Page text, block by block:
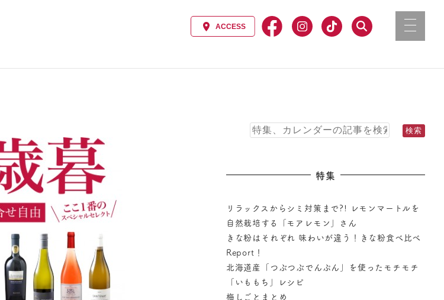
特集
リラックスからシミ対策まで?! レモンマートルを
自然栽培する「モアレモン」さん
きな粉はそれぞれ 味わいが違う！きな粉食べ比べ
Report！
北海道産「つぶつぶでんぷん」を使ったモチモチ
「いももち」レシピ
梅しごとまとめ